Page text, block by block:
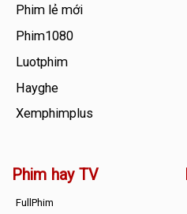
Phim lẻ mới
Phim1080
Luotphim
Hayghe
Xemphimplus
Phim hay TV
FullPhim